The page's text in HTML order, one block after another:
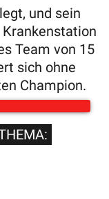
und sein
Team von 15
sich ohne
Champion.